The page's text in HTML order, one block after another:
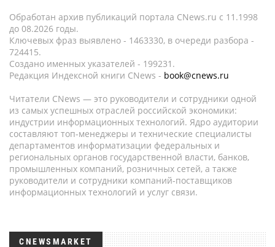
Обработан архив публикаций портала CNews.ru c 11.1998
до 08.2026 годы.
Ключевых фраз выявлено - 1463330, в очереди разбора -
724415.
Создано именных указателей - 199231.
Редакция Индексной книги CNews - book@cnews.ru
Читатели CNews — это руководители и сотрудники одной
из самых успешных отраслей российской экономики:
индустрии информационных технологий. Ядро аудитории
составляют топ-менеджеры и технические специалисты
департаментов информатизации федеральных и
региональных органов государственной власти, банков,
промышленных компаний, розничных сетей, а также
руководители и сотрудники компаний-поставщиков
информационных технологий и услуг связи.
CNEWSMARKET